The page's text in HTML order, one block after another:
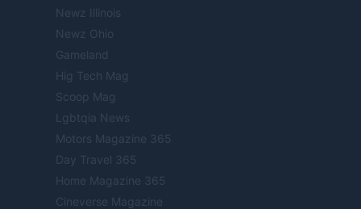
Newz Illinois
Newz Ohio
Gameland
Hig Tech Mag
Scoop Mag
Lgbtqia News
Motors Magazine 365
Day Travel 365
Home Magazine 365
Cineverse Magazine